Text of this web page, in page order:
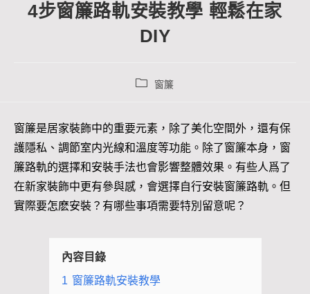
4步窗簾路軌安裝教學 輕鬆在家
DIY
窗簾
窗簾是居家裝飾中的重要元素，除了美化空間外，還有保
護隱私、調節室内光線和溫度等功能。除了窗簾本身，窗
簾路軌的選擇和安裝手法也會影響整體效果。有些人爲了
在新家裝飾中更有參與感，會選擇自行安裝窗簾路軌。但
實際要怎麽安裝？有哪些事項需要特別留意呢？
內容目錄
1 窗簾路軌安裝教學